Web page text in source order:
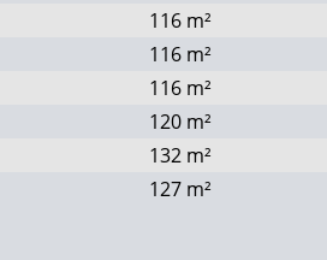
116 m²
116 m²
116 m²
120 m²
132 m²
127 m²